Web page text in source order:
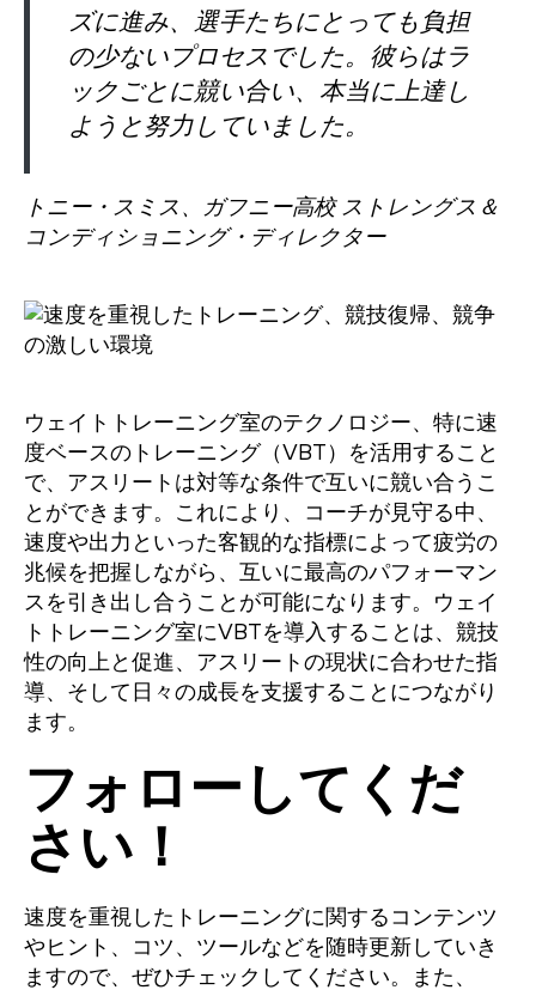
ズに進み、選手たちにとっても負担
の少ないプロセスでした。彼らはラ
ックごとに競い合い、本当に上達し
ようと努力していました。
トニー・スミス 、ガフニー高校 ストレングス＆
コンディショニング・ディレクター
ウェイトトレーニング室のテクノロジー、特に速
度ベースのトレーニング（VBT）を活用すること
で、アスリートは対等な条件で互いに競い合うこ
とができます。これにより、コーチが見守る中、
速度や出力といった客観的な指標によって疲労の
兆候を把握しながら、互いに最高のパフォーマン
スを引き出し合うことが可能になります。ウェイ
トトレーニング室にVBTを導入することは、競技
性の向上と促進、アスリートの現状に合わせた指
導、そして日々の成長を支援することにつながり
ます。
フォローしてくだ
さい！
速度を重視したトレーニングに関するコンテンツ
やヒント、コツ、ツールなどを随時更新していき
ますので、ぜひチェックしてください。また、